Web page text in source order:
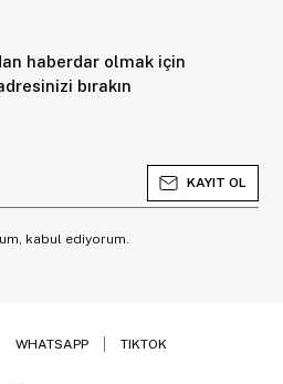
haberdar olmak için
bırakın
KAYIT OL
kabul ediyorum.
WHATSAPP TIKTOK